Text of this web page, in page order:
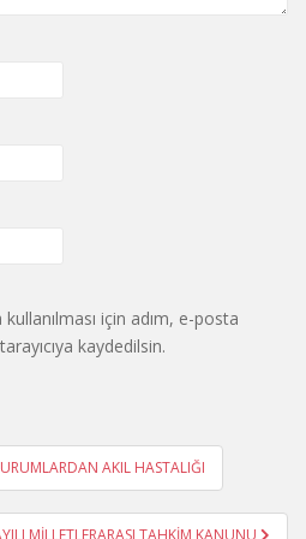
için adım, e-posta
kaydedilsin.
AKIL HASTALIĞI
MİLLETLERARASI TAHKİM KANUNU